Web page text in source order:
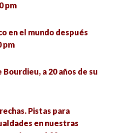
pm
en el mundo después
pm
a 20 años de su
Pistas para
en nuestras